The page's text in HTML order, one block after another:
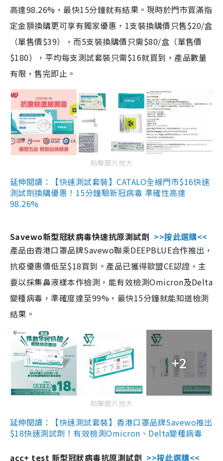
高達98.26%，最快15分鐘就有結果。現時於門市買滿指
定金額換購更可享有獨家優惠，1支裝換購價只售$20/盒
（單售價$39），而5支裝換購價只需$80/盒（單售價
$180），平均每支測試套裝只需$16就買到，產品數量
有限，售完即止。
點擊圖片放大
延伸閱讀：【快速測試套裝】CATALO全線門市$16快速
測試劑換購優惠！15分鐘驗新冠病毒 準確性高達
98.26%
Savewo新型冠狀病毒快速抗原測試劑 >>按此選購<<
產品由香港口罩品牌Savewo聯乘DEEPBLUE合作推出，
抗疫優惠價低至$18買到。產品已獲得歐盟CE認證，主
要以採集鼻液樣本作檢測，能有效檢測Omicron及Delta
變種病毒，準確度達至99%，最快15分鐘就能知道檢測
結果。
+2
點擊圖片放大
延伸閱讀：【快速測試套裝】香港口罩品牌Savewo推出
$18快速測試劑！有效檢測Omicron、Delta變種病毒
acc+ test 新型冠狀病毒抗原測試劑 >>按此選購<<